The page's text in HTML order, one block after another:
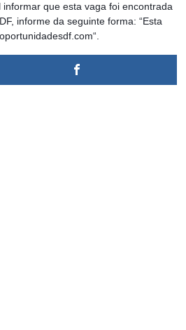
que esta vaga foi encontrada
informe da seguinte forma: “Esta